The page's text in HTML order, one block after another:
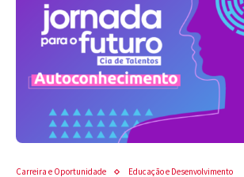
Carreira e Oportunidade Educação e Desenvolvimento